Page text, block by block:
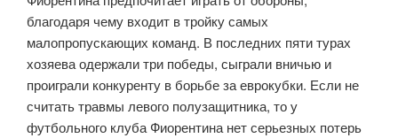
благодаря чему входит в тройку самых
малопропускающих команд. В последних пяти турах
хозяева одержали три победы, сыграли вничью и
проиграли конкуренту в борьбе за еврокубки. Если не
считать травмы левого полузащитника, то у
футбольного клуба Фиорентина нет серьезных потерь